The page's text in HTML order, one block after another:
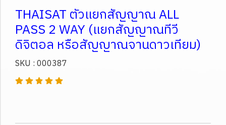
THAISAT ตัวแยกสัญญาณ ALL
PASS 2 WAY (แยกสัญญาณทีวี
ดิจิตอล หรือสัญญาณจานดาวเทียม)
SKU : 000387